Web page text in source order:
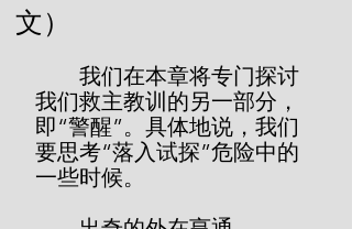
文）
我们救主教训的另一部分，
即“警醒”。具体地说，我们
要思考“落入试探”危险中的
一些时候。